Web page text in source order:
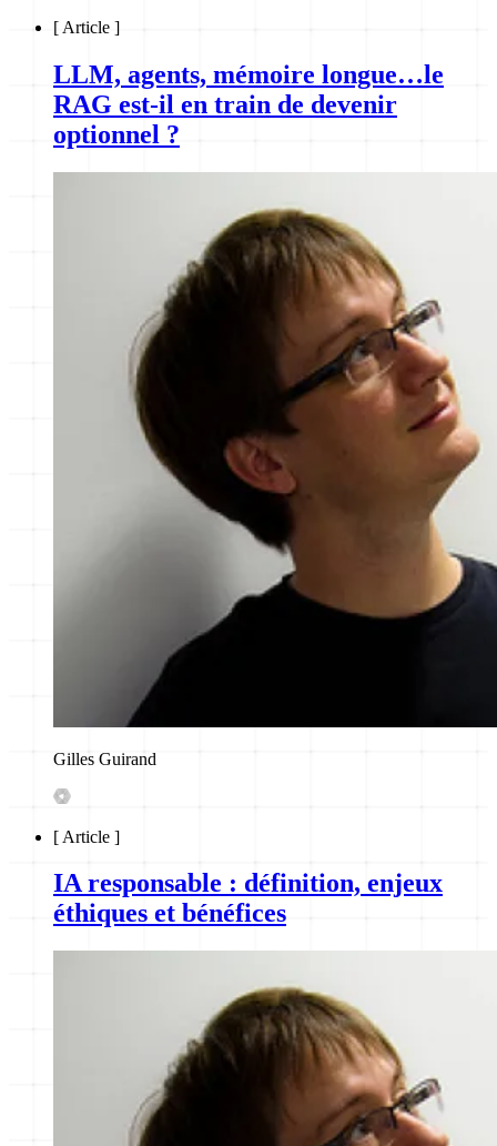
[ Article ]
LLM, agents, mémoire longue…le
RAG est-il en train de devenir
optionnel ?
Gilles Guirand
[ Article ]
IA responsable : définition, enjeux
éthiques et bénéfices